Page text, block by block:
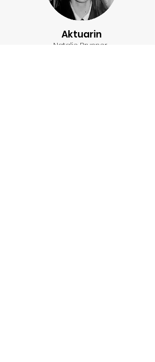
Aktuarin
Natalie Brunner